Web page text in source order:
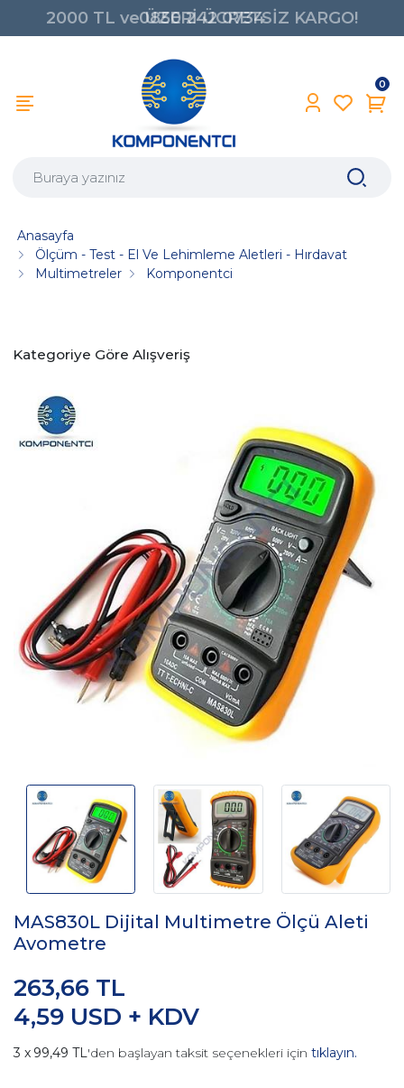
2000 TL ve ÜZERİ ÜCRETSİZ KARGO!
0850 242 0734
0
Anasayfa
Ölçüm - Test - El Ve Lehimleme Aletleri - Hırdavat
Multimetreler
Komponentci
Kategoriye Göre Alışveriş
MAS830L Dijital Multimetre Ölçü Aleti
Avometre
4,59 USD + KDV
263,66 TL
99,49 TL'den başlayan taksit seçenekleri için tıklayın.